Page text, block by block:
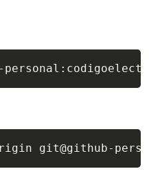
git@github-